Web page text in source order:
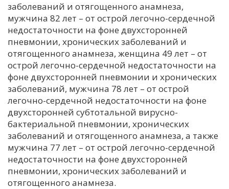
Е
И
К
М
С
Т
У
Х
заболеваний и отягощенного анамнеза,
мужчина 82 лет – от острой легочно-сердечной
недостаточности на фоне двухсторонней
пневмонии, хронических заболеваний и
отягощенного анамнеза, женщина 49 лет – от
острой легочно-сердечной недостаточности на
фоне двухсторонней пневмонии и хронических
заболеваний, мужчина 78 лет – от острой
легочно-сердечной недостаточности на фоне
двухсторонней субтотальной вирусно-
бактериальной пневмонии, хронических
заболеваний и отягощенного анамнеза, а также
мужчина 77 лет – от острой легочно-сердечной
недостаточности на фоне двухсторонней
пневмонии, хронических заболеваний и
отягощенного анамнеза.